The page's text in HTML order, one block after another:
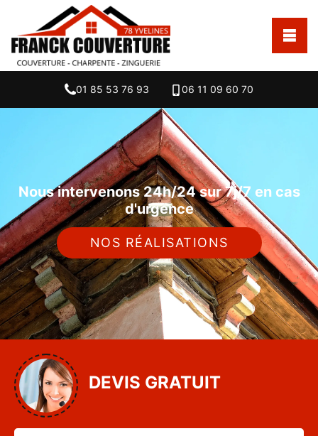
01 85 53 76 93 06 11 09 60 70
Nous intervenons 24h/24 sur 7j/7 en cas
d'urgence
NOS RÉALISATIONS
DEVIS GRATUIT